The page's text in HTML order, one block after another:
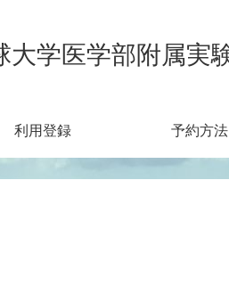
大学医学部附属実
利用登録 予約方法